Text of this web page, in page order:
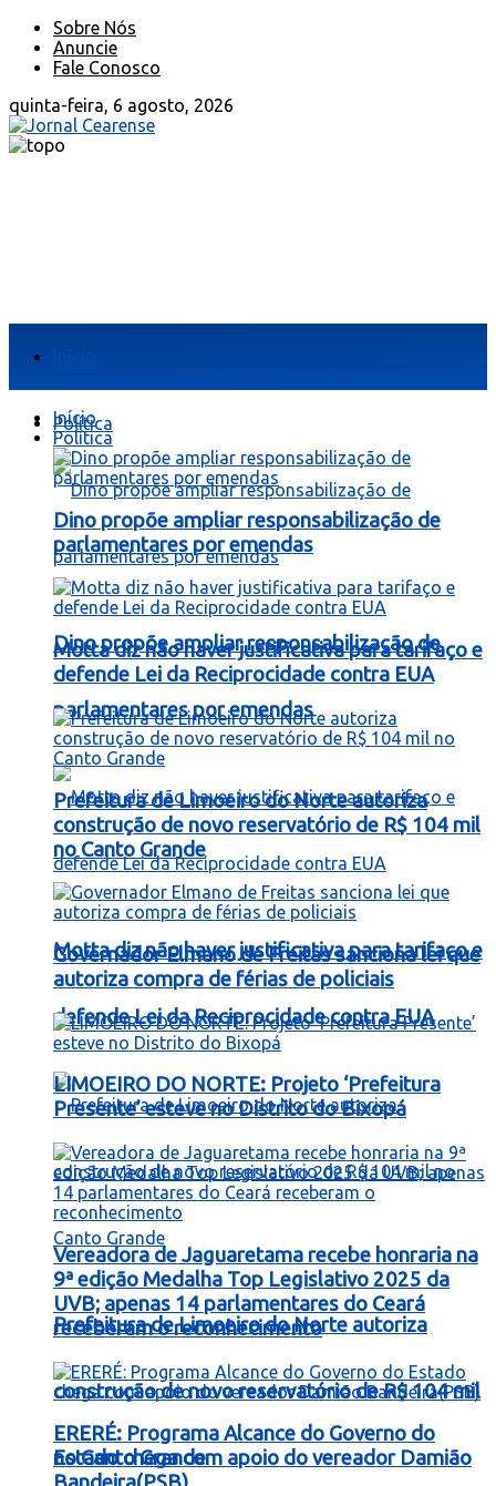
Sobre Nós
Anuncie
Fale Conosco
quinta-feira, 6 agosto, 2026
Política
Dino propõe ampliar responsabilização de
parlamentares por emendas
Motta diz não haver justificativa para tarifaço e
defende Lei da Reciprocidade contra EUA
Prefeitura de Limoeiro do Norte autoriza
construção de novo reservatório de R$ 104 mil
no Canto Grande
Início
Política
Dino propõe ampliar responsabilização de
parlamentares por emendas
Motta diz não haver justificativa para tarifaço e
defende Lei da Reciprocidade contra EUA
Prefeitura de Limoeiro do Norte autoriza
construção de novo reservatório de R$ 104 mil
no Canto Grande
Governador Elmano de Freitas sanciona lei que
autoriza compra de férias de policiais
LIMOEIRO DO NORTE: Projeto ‘Prefeitura
Presente’ esteve no Distrito do Bixopá
Vereadora de Jaguaretama recebe honraria na
9ª edição Medalha Top Legislativo 2025 da
UVB; apenas 14 parlamentares do Ceará
receberam o reconhecimento
ERERÉ: Programa Alcance do Governo do
Estado chega com apoio do vereador Damião